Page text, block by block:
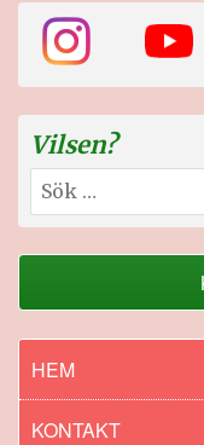
Vilsen?
Sök
efter:
HEM
KONTAKT